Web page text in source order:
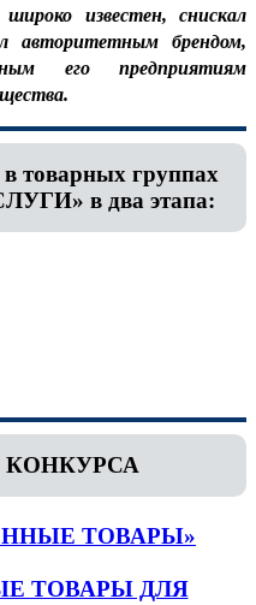
известен, снискал
авторитетным брендом,
его предприятиям
товарных группах
в два этапа:
ТОВАРЫ»
ТОВАРЫ ДЛЯ